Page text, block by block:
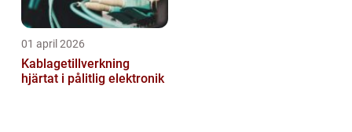
01 april 2026
Kablagetillverkning
hjärtat i pålitlig elektronik